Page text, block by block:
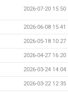
2026-07-20 15:50
2026-06-08 15:41
2026-05-18 10:27
2026-04-27 16:20
2026-03-24 14:04
2026-03-22 12:35